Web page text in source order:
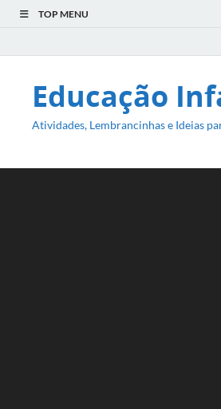
TOP MENU
Educação
Atividades, Lembrancinhas e Ideias